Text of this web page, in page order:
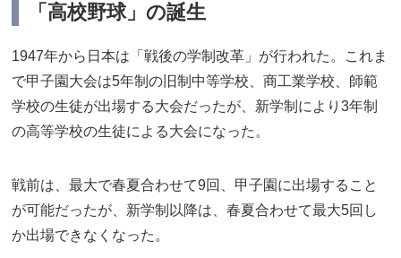
「高校野球」の誕生
1947年から日本は「戦後の学制改革」が行われた。これま
で甲子園大会は5年制の旧制中等学校、商工業学校、師範
学校の生徒が出場する大会だったが、新学制により3年制
の高等学校の生徒による大会になった。
戦前は、最大で春夏合わせて9回、甲子園に出場すること
が可能だったが、新学制以降は、春夏合わせて最大5回し
か出場できなくなった。